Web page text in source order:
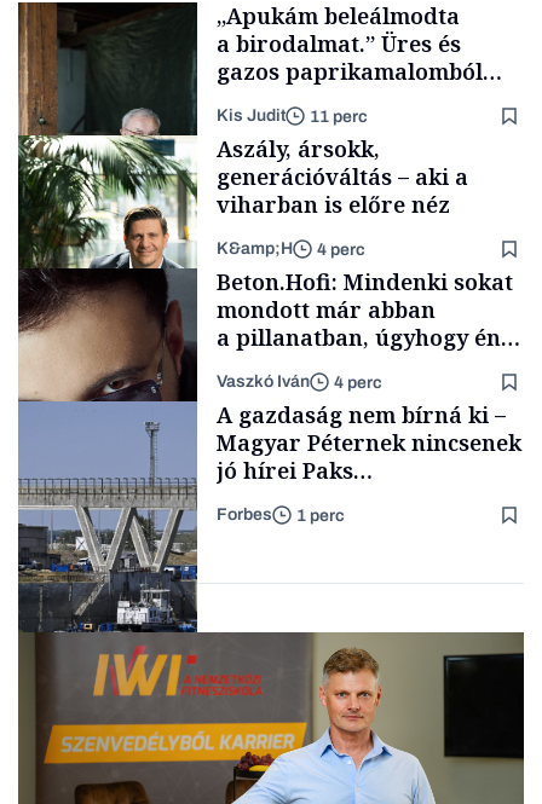
Családi
vállalkozások
„Apukám beleálmodta
a birodalmat.” Üres és
gazos paprikamalomból
lett az igazi családi
fűszersztori
Kis Judit 11 perc
TÁMOGATÓI
Aszály, ársokk,
generációváltás – aki a
viharban is előre néz
K&amp;H 4 perc
Forbes-sztori
Beton.Hofi: Mindenki sokat
mondott már abban
a pillanatban, úgyhogy én
a legsarkosabb
gondolataimat akartam
kimondani
Vaszkó Iván 4 perc
A gazdaság nem bírná ki –
Magyar Péternek nincsenek
jó hírei Paks
újraindításáról
Forbes 1 perc